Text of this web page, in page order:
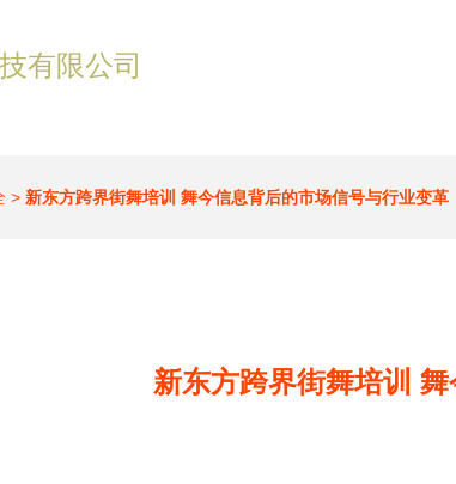
有限公司
> 新东方跨界街舞培训 舞今信息背后的市场信号与行业变革
新东方跨界街舞培训